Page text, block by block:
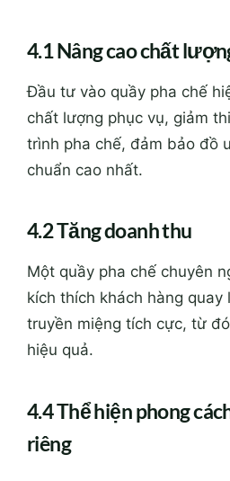
4.1 Nâng cao chất
Đầu tư vào quầy pha chế
chất lượng phục vụ, giảm
trình pha chế, đảm bảo đồ
chuẩn cao nhất.
4.2 Tăng doanh thu
Một quầy pha chế chuyên
kích thích khách hàng quay
truyền miệng tích cực, từ
hiệu quả.
4.4 Thể hiện phong
riêng